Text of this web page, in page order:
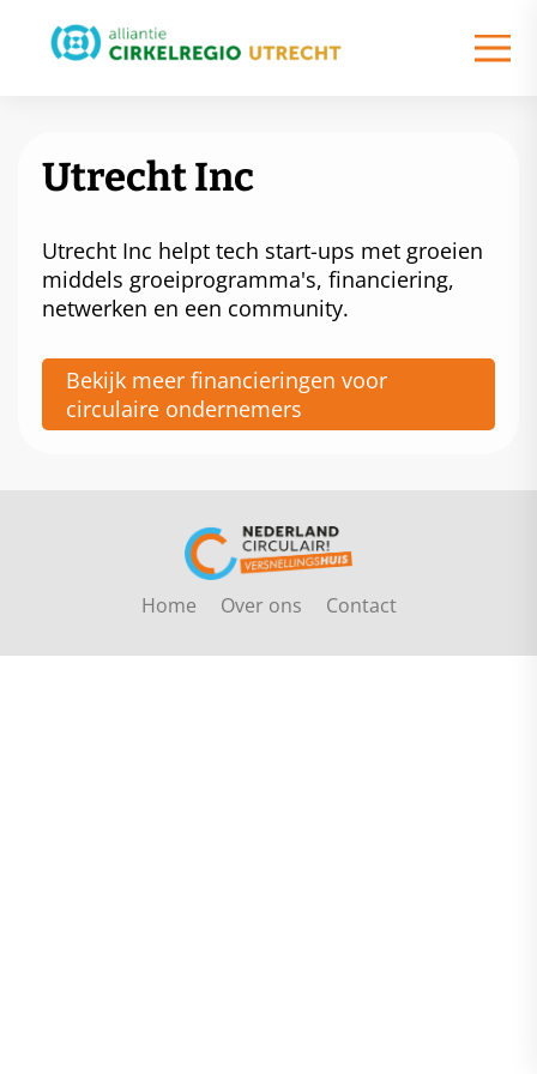
Utrecht Inc
Utrecht Inc helpt tech start-ups met groeien
middels groeiprogramma's, financiering,
netwerken en een community.
Bekijk meer financieringen voor
circulaire ondernemers
Home Over ons Contact